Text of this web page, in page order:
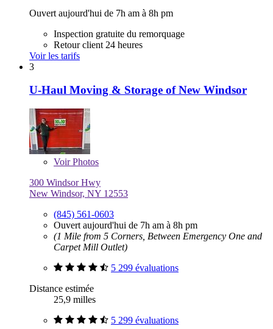
Ouvert aujourd'hui de 7h am à 8h pm
Inspection gratuite du remorquage
Retour client 24 heures
Voir les tarifs
3
U-Haul Moving & Storage of New Windsor
VoirPhotos
300 Windsor Hwy
New Windsor, NY 12553
(845) 561-0603
Ouvert aujourd'hui de 7h am à 8h pm
(1 Mile from 5 Corners, Between Emergency One and
Carpet Mill Outlet)
5 299 évaluations
Distance estimée
25,9 milles
5 299 évaluations